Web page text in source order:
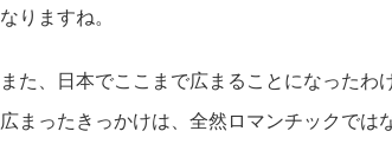
なりますね。
また、日本でここまで広まることになった
広まったきっかけは、全然ロマンチックでは